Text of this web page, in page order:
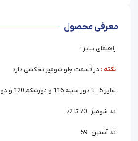
معرفی محصول
راهنمای سایز :
نکته : در قسمت جلو شومیز نخکشی دارد
سایز 5 : تا دور سینه 116 و دورشکم 120 و دور بازو 48
قد شومیز : 70 تا 72
قد آستین : 59